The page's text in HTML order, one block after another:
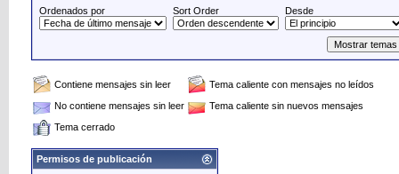
Ordenados por Sort Order Desde
Contiene mensajes sin leer
Tema caliente con mensajes no leídos
No contiene mensajes sin leer
Tema caliente sin nuevos mensajes
Tema cerrado
Permisos de publicación